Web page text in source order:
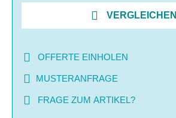
VERGLEICHEN
OFFERTE EINHOLEN
MUSTERANFRAGE
FRAGE ZUM ARTIKEL?